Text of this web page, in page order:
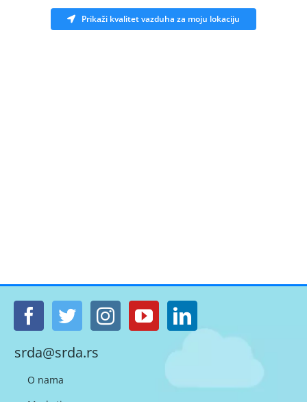
Prikaži kvalitet vazduha za moju lokaciju
srda@srda.rs
O nama